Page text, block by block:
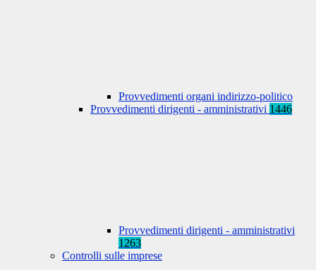
Provvedimenti organi indirizzo-politico
Provvedimenti dirigenti - amministrativi 1446
Provvedimenti dirigenti - amministrativi
1263
Controlli sulle imprese